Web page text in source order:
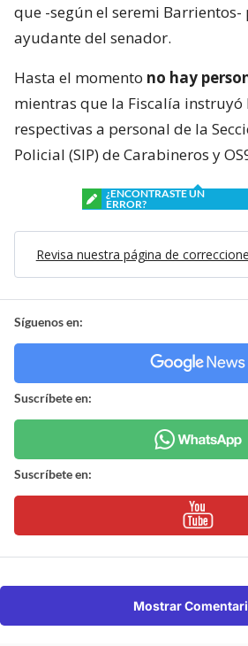
que -según el seremi Barrientos-
ayudante del senador.
Hasta el momento no hay
mientras que la Fiscalía instruyó
respectivas a personal de la
Policial (SIP) de Carabineros y
¿ENCONTRASTE UN
ERROR?
Revisa nuestra página de
Síguenos en:
Suscríbete en:
Suscríbete en:
Mostrar